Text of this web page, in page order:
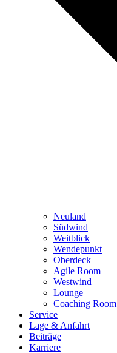
Neuland
Südwind
Weitblick
Wendepunkt
Oberdeck
Agile Room
Westwind
Lounge
Coaching Room
Service
Lage & Anfahrt
Beiträge
Karriere